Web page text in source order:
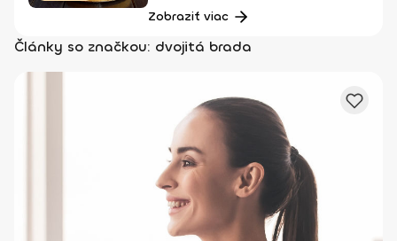
Zobraziť viac
Články so značkou: dvojitá brada